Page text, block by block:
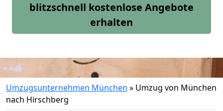
blitzschnell kostenlose Angebote
erhalten
Umzugsunternehmen München » Umzug von München
nach Hirschberg